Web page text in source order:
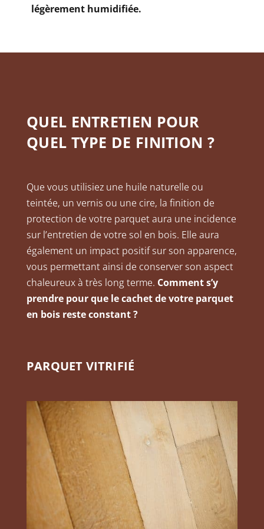
légèrement humidifiée.
QUEL ENTRETIEN POUR
QUEL TYPE DE FINITION ?
Que vous utilisiez une huile naturelle ou
teintée, un vernis ou une cire, la finition de
protection de votre parquet aura une incidence
sur l’entretien de votre sol en bois. Elle aura
également un impact positif sur son apparence,
vous permettant ainsi de conserver son aspect
chaleureux à très long terme. Comment s’y
prendre pour que le cachet de votre parquet
en bois reste constant ?
PARQUET VITRIFIÉ